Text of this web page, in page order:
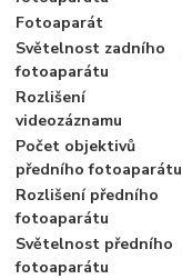
Fotoaparát
Světelnost zadního
fotoaparátu
Rozlišení
videozáznamu
Počet objektivů
předního fotoaparátu
Rozlišení předního
fotoaparátu
Světelnost předního
fotoaparátu